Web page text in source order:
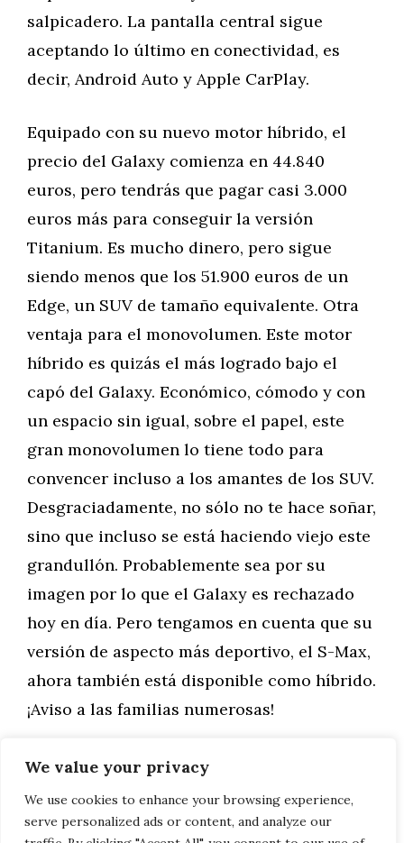
We value your privacy
We use cookies to enhance your browsing experience,
serve personalized ads or content, and analyze our
salpicadero. La pantalla central sigue
aceptando lo último en conectividad, es
decir, Android Auto y Apple CarPlay.
Equipado con su nuevo motor híbrido, el
precio del Galaxy comienza en 44.840
euros, pero tendrás que pagar casi 3.000
euros más para conseguir la versión
Titanium. Es mucho dinero, pero sigue
siendo menos que los 51.900 euros de un
Edge, un SUV de tamaño equivalente. Otra
ventaja para el monovolumen. Este motor
híbrido es quizás el más logrado bajo el
capó del Galaxy. Económico, cómodo y con
un espacio sin igual, sobre el papel, este
gran monovolumen lo tiene todo para
convencer incluso a los amantes de los SUV.
Desgraciadamente, no sólo no te hace soñar,
sino que incluso se está haciendo viejo este
grandullón. Probablemente sea por su
imagen por lo que el Galaxy es rechazado
hoy en día. Pero tengamos en cuenta que su
versión de aspecto más deportivo, el S-Max,
ahora también está disponible como híbrido.
¡Aviso a las familias numerosas!
Categorías
General,Motor
Nissan Qashqai 2021
Renault Arkana, el SUV Coupé